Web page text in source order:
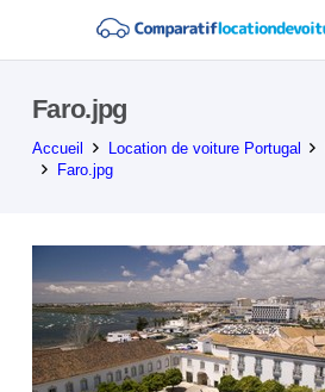
Faro.jpg
Accueil Location de voiture Portugal
Faro.jpg